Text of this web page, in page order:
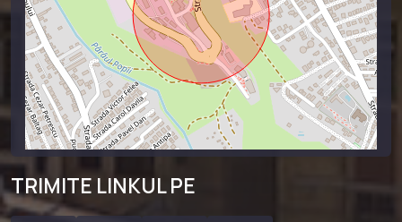
TRIMITE LINKUL PE